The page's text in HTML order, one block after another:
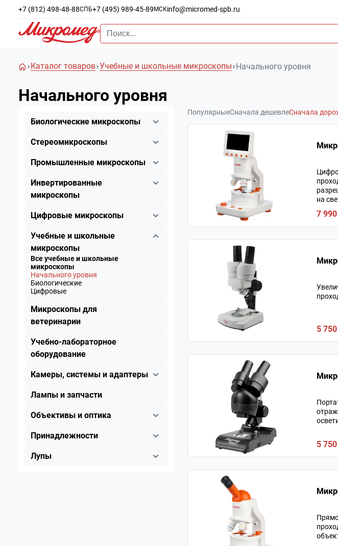
+7 (812) 498-48-88СПБ+7 (495) 989-45-89 МСКinfo@micromed-spb.ru
Каталог товаров Учебные и школьные микроскопы Начального уровня
Начального уровня
Биологические микроскопы
Стереомикроскопы
Промышленные микроскопы
Инвертированные
микроскопы
Цифровые микроскопы
Учебные и школьные
микроскопы
Все учебные и школьные
микроскопы
Начального уровня
Биологические
Цифровые
Микроскопы для
ветеринарии
Учебно-лабораторное
оборудование
Камеры, системы и адаптеры
Лампы и запчасти
Объективы и оптика
Принадлежности
Лупы
ПопулярныеСначала дешевлеСначала
на
7
5
5